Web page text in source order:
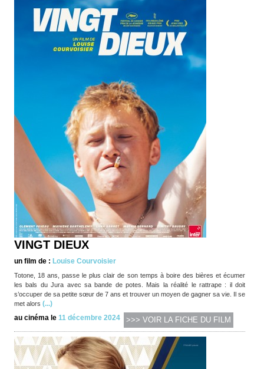
VINGT DIEUX
un film de : Louise Courvoisier
Totone, 18 ans, passe le plus clair de son temps à boire des bières et écumer
les bals du Jura avec sa bande de potes. Mais la réalité le rattrape : il doit
s’occuper de sa petite sœur de 7 ans et trouver un moyen de gagner sa vie. Il se
met alors (...)
au cinéma le 11 décembre 2024 >>> VOIR LA FICHE DU FILM